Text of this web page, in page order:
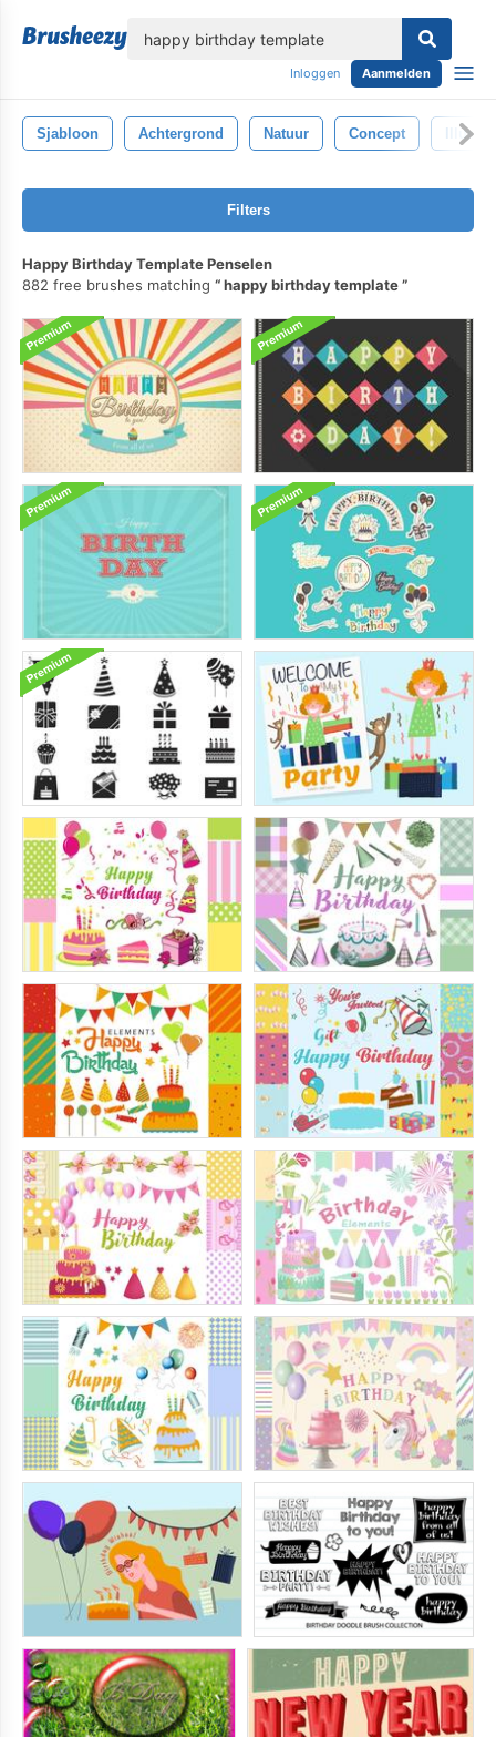
Inloggen Aanmelden
Sjabloon Achtergrond Natuur Concept
Filters
Happy Birthday Template Penselen
882 free brushes matching
happy birthday template